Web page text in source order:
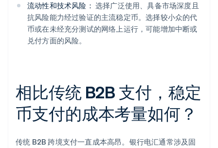
流动性和技术风险： 选择广泛使用、具备市场深度且
抗风险能力经过验证的主流稳定币。选择较小众的代
币或在未经充分测试的网络上运行，可能增加中断或
兑付方面的风险。
相比传统 B2B 支付，稳定
币支付的成本考量如何？
传统 B2B 跨境支付一直成本高昂。银行电汇通常涉及固